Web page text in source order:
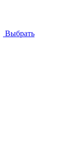
Выбрать